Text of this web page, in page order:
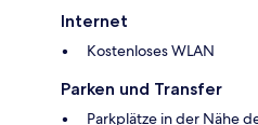
Internet
Kostenloses WLAN
Parken und Transfer
Parkplätze in der Nähe